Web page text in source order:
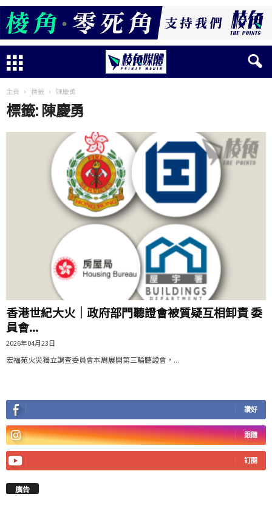
主頁 標籤 陳慶勇
標籤: 陳慶勇
香港世紀大火｜政府部門聽證會被質疑互相卸責 委
員會...
2026年04月23日
宏福苑火災獨立調查委員會本周展開第三輪聽證會，...
讚好
跟隨
訂閱
廣告